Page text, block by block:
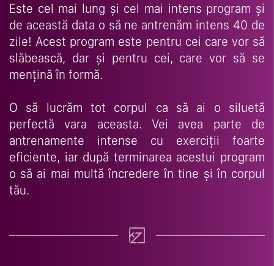
Este cel mai lung și cel mai intens program și
de această data o să ne antrenăm intens 40 de
zile! Acest program este pentru cei care vor să
slăbească, dar și pentru cei, care vor să se
mențină în formă.
O să lucrăm tot corpul ca să ai o siluetă
perfectă vara aceasta. Vei avea parte de
antrenamente intense cu exerciții foarte
eficiente, iar după terminarea acestui program
o să ai mai multă încredere în tine și în corpul
tău.